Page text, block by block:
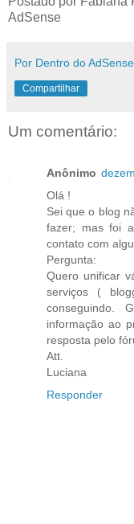
AdSense
Por Dentro do AdSense
Compartilhar
Um comentário:
Anônimo
Olá !
Sei que o blog
fazer; mas foi
contato com
Pergunta:
Quero unificar
serviços (
conseguindo.
informação ao
resposta pelo
Att.
Luciana
Responder